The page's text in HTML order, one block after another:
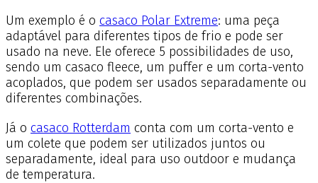
Um exemplo é o casaco Polar Extreme: uma peça
adaptável para diferentes tipos de frio e pode ser
usado na neve. Ele oferece 5 possibilidades de uso,
sendo um casaco fleece, um puffer e um corta-vento
acoplados, que podem ser usados separadamente ou
diferentes combinações.
Já o casaco Rotterdam conta com um corta-vento e
um colete que podem ser utilizados juntos ou
separadamente, ideal para uso outdoor e mudança
de temperatura.